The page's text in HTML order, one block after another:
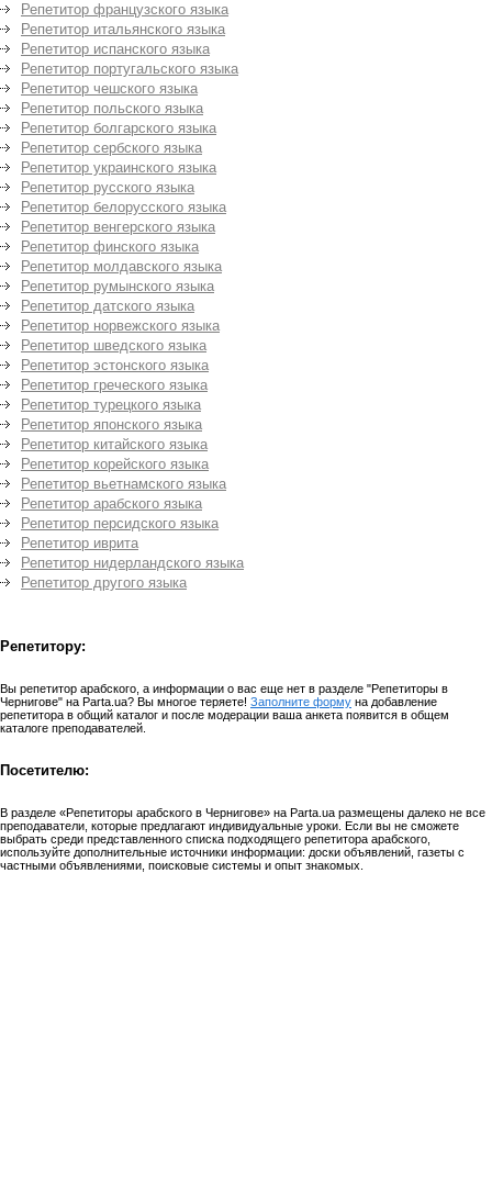
Репетитор французского языка
Репетитор итальянского языка
Репетитор испанского языка
Репетитор португальского языка
Репетитор чешского языка
Репетитор польского языка
Репетитор болгарского языка
Репетитор сербского языка
Репетитор украинского языка
Репетитор русского языка
Репетитор белорусского языка
Репетитор венгерского языка
Репетитор финского языка
Репетитор молдавского языка
Репетитор румынского языка
Репетитор датского языка
Репетитор норвежского языка
Репетитор шведского языка
Репетитор эстонского языка
Репетитор греческого языка
Репетитор турецкого языка
Репетитор японского языка
Репетитор китайского языка
Репетитор корейского языка
Репетитор вьетнамского языка
Репетитор арабского языка
Репетитор персидского языка
Репетитор иврита
Репетитор нидерландского языка
Репетитор другого языка
Репетитору:
Вы репетитор арабского, а информации о вас еще нет в разделе "Репетиторы в
Чернигове" на Parta.ua? Вы многое теряете! Заполните форму на добавление
репетитора в общий каталог и после модерации ваша анкета появится в общем
каталоге преподавателей.
Посетителю:
В разделе «Репетиторы арабского в Чернигове» на Parta.ua размещены далеко не все
преподаватели, которые предлагают индивидуальные уроки. Если вы не сможете
выбрать среди представленного списка подходящего репетитора арабского,
используйте дополнительные источники информации: доски объявлений, газеты с
частными объявлениями, поисковые системы и опыт знакомых.